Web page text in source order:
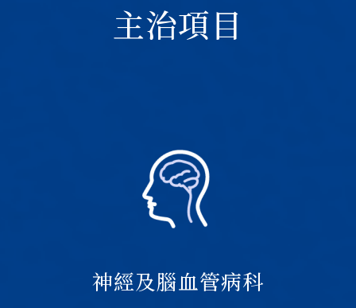
主治項目
神經及腦血管病科